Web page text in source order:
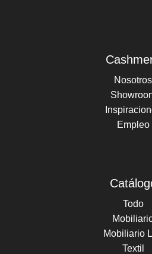
Nosotros
Empleo
Todo
Mobiliario
Textil